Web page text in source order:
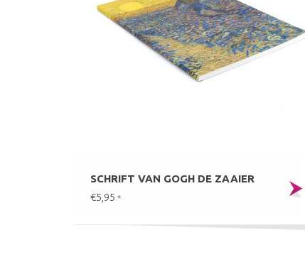
SCHRIFT VAN GOGH DE ZAAIER
€5,95 *